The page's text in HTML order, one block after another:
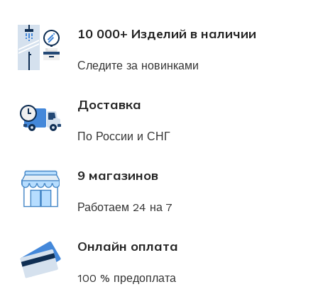
10 000+ Изделий в наличии
Следите за новинками
Доставка
По России и СНГ
9 магазинов
Работаем 24 на 7
Онлайн оплата
100 % предоплата